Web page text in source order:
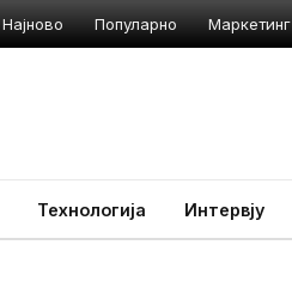
Најново Популарно Маркетинг
Технологија Интервју